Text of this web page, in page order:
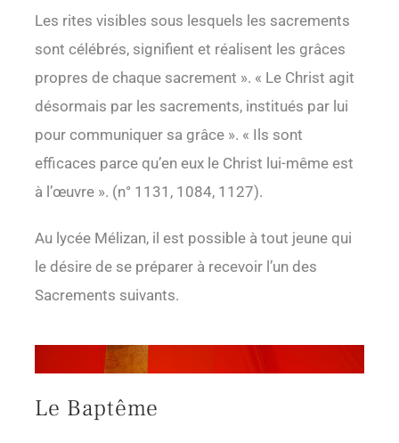
Les rites visibles sous lesquels les sacrements
sont célébrés, signifient et réalisent les grâces
propres de chaque sacrement ». « Le Christ agit
désormais par les sacrements, institués par lui
pour communiquer sa grâce ». « Ils sont
efficaces parce qu’en eux le Christ lui-même est
à l’œuvre ». (n° 1131, 1084, 1127).
Au lycée Mélizan, il est possible à tout jeune qui
le désire de se préparer à recevoir l’un des
Sacrements suivants.
Le Baptême